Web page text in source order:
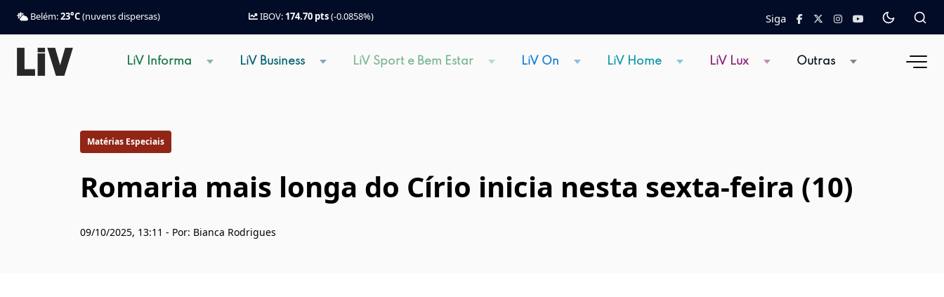
Belém:23°C(nuvens dispersas) IBOV: 174.70 pts(-0.0858%) Siga
LiV Informa LiV Business LiV Sport e Bem Estar LiV On LiV Home LiV Lux Outras
Matérias Especiais
Romaria mais longa do Círio inicia nesta sexta-feira (10)
09/10/2025, 13:11 - Por: Bianca Rodrigues